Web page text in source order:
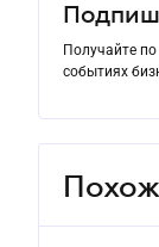
Получайте
событиях